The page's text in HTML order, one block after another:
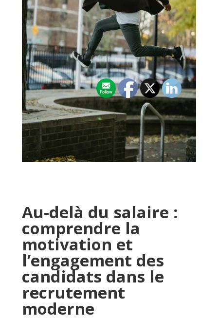
Au-delà du salaire :
comprendre la
motivation et
l’engagement des
candidats dans le
recrutement
moderne